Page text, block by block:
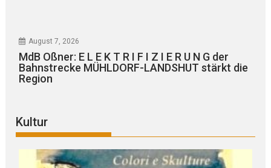
August 7, 2026
MdB Oßner: E L E K T R I F I Z I E R U N G der
Bahnstrecke MÜHLDORF-LANDSHUT stärkt die
Region
Kultur